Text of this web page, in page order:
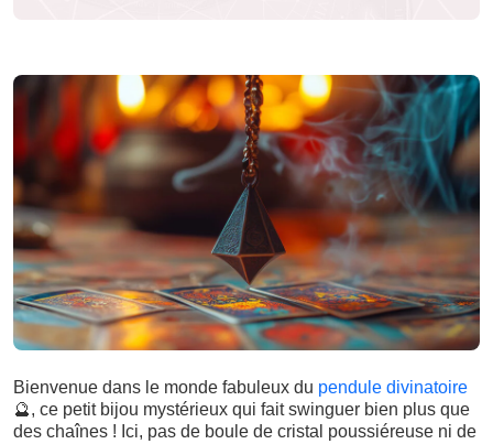
Bienvenue dans le monde fabuleux du pendule divinatoire
🔮, ce petit bijou mystérieux qui fait swinguer bien plus que
des chaînes ! Ici, pas de boule de cristal poussiéreuse ni de